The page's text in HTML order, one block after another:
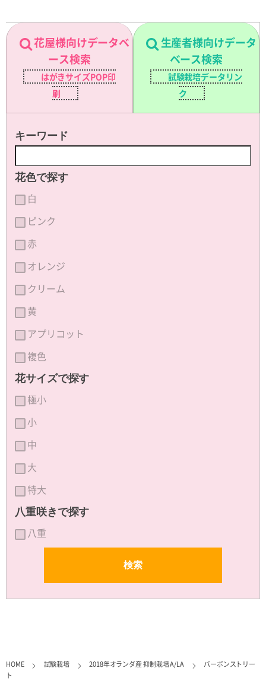
花屋様向けデータベ
ース検索
はがきサイズPOP印
刷
生産者様向けデータ
ベース検索
試験栽培データリン
ク
キーワード
花色で探す
白
ピンク
赤
オレンジ
クリーム
黄
アプリコット
複色
花サイズで探す
極小
小
中
大
特大
八重咲きで探す
八重
HOME 試験栽培 2018年オランダ産 抑制栽培 A/LA
バーボンストリー
ト